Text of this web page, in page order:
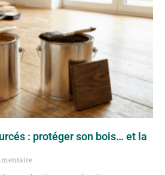
: protéger son bois… et la